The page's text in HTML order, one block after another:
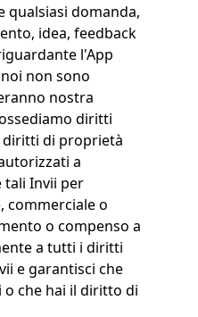
qualsiasi domanda,
idea, feedback
l'App
non sono
nostra
diritti
diritti di proprietà
a
tali Invii per
commerciale o
o compenso a
a tutti i diritti
e garantisci che
che hai il diritto di